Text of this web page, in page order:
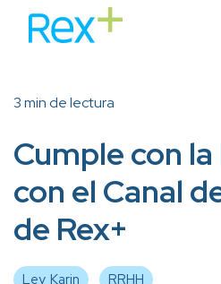
3 min de lectura
Cumple con
con el Canal
de Rex+
Ley Karin RRHH